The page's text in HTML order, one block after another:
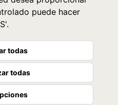
puede hacer
todas
todas